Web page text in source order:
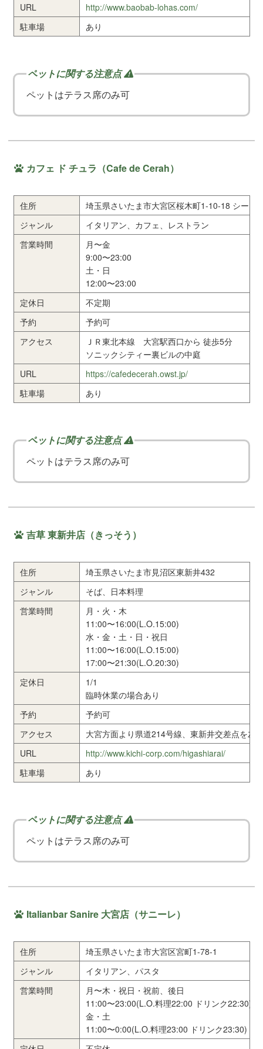
URL
http://www.baobab-lohas.com/
駐車場
あり
ペットはテラス席のみ可
カフェ ド チュラ（Cafe de Cerah）
住所
埼玉県さいたま市大宮区桜木町1-10-18 シー
ジャンル
イタリアン、カフェ、レストラン
営業時間
月〜金
9:00〜23:00
土・日
12:00〜23:00
定休日
不定期
予約
予約可
アクセス
ＪＲ東北本線 大宮駅西口から 徒歩5分
ソニックシティー裏ビルの中庭
URL
https://cafedecerah.owst.jp/
駐車場
あり
ペットはテラス席のみ可
吉草 東新井店（きっそう）
住所
埼玉県さいたま市見沼区東新井432
ジャンル
そば、日本料理
営業時間
月・火・木
11:00〜16:00(L.O.15:00)
水・金・土・日・祝日
11:00〜16:00(L.O.15:00)
17:00〜21:30(L.O.20:30)
定休日
1/1
臨時休業の場合あり
予約
予約可
アクセス
大宮方面より県道214号線、東新井交差点を左
URL
http://www.kichi-corp.com/higashiarai/
駐車場
あり
ペットはテラス席のみ可
Italianbar Sanire 大宮店（サニーレ）
住所
埼玉県さいたま市大宮区宮町1-78-1
ジャンル
イタリアン、パスタ
営業時間
月〜木・祝日・祝前、後日
11:00〜23:00(L.O.料理22:00 ドリンク22:30)
金・土
11:00〜0:00(L.O.料理23:00 ドリンク23:30)